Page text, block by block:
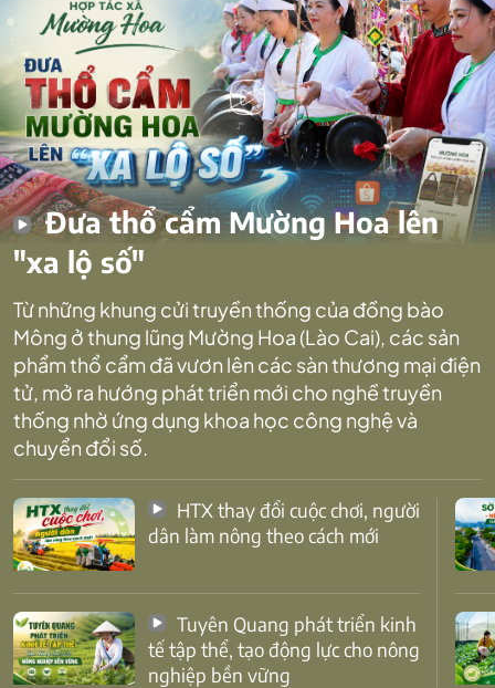
Đưa thổ cẩm Mường Hoa lên
"xa lộ số"
Từ những khung cửi truyền thống của đồng bào
Mông ở thung lũng Mường Hoa (Lào Cai), các sản
phẩm thổ cẩm đã vươn lên các sàn thương mại điện
tử, mở ra hướng phát triển mới cho nghề truyền
thống nhờ ứng dụng khoa học công nghệ và
chuyển đổi số.
dân làm nông theo cách mới
tế tập thể, tạo động lực cho nông
nghiệp bền vững